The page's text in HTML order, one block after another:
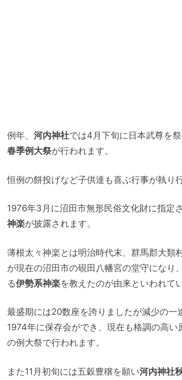
例年、 河内神社では4月下旬に日本武尊を祭
春季例大祭が行われます。
恒例の餅投げなど子供達も喜ぶ行事が執り
1976年3月に沼田市無形民俗文化財に指定
神楽が披露されます。
薄根太々神楽とは明治時代末、群馬郡大類
が現在の沼田市の硯田八幡宮の堂守になり
る伊勢系神楽を教えたのが由来といわれてい
最盛期には20数座を誇りましたが減少の一
1974年に保存会ができ、現在も格調の高い
の例大祭で行われます。
また11月初旬には五穀豊穣を願い河内神社